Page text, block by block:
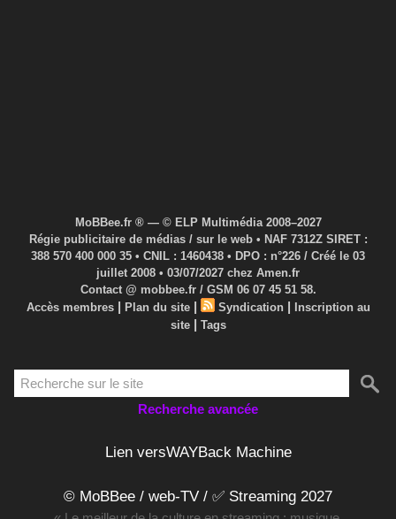
MoBBee.fr ® — © ELP Multimédia 2008–2027
Régie publicitaire de médias / sur le web • NAF 7312Z SIRET :
388 570 400 000 35 • CNIL : 1460438 • DPO : n°226 / Créé le 03
juillet 2008 • 03/07/2027 chez Amen.fr
Contact @ mobbee.fr / GSM 06 07 45 51 58.
Accès membres | Plan du site | Syndication |
Inscription au
site | Tags
Recherche avancée
Lien versWAYBack Machine
© MoBBee / web-TV / ✅ Streaming 2027